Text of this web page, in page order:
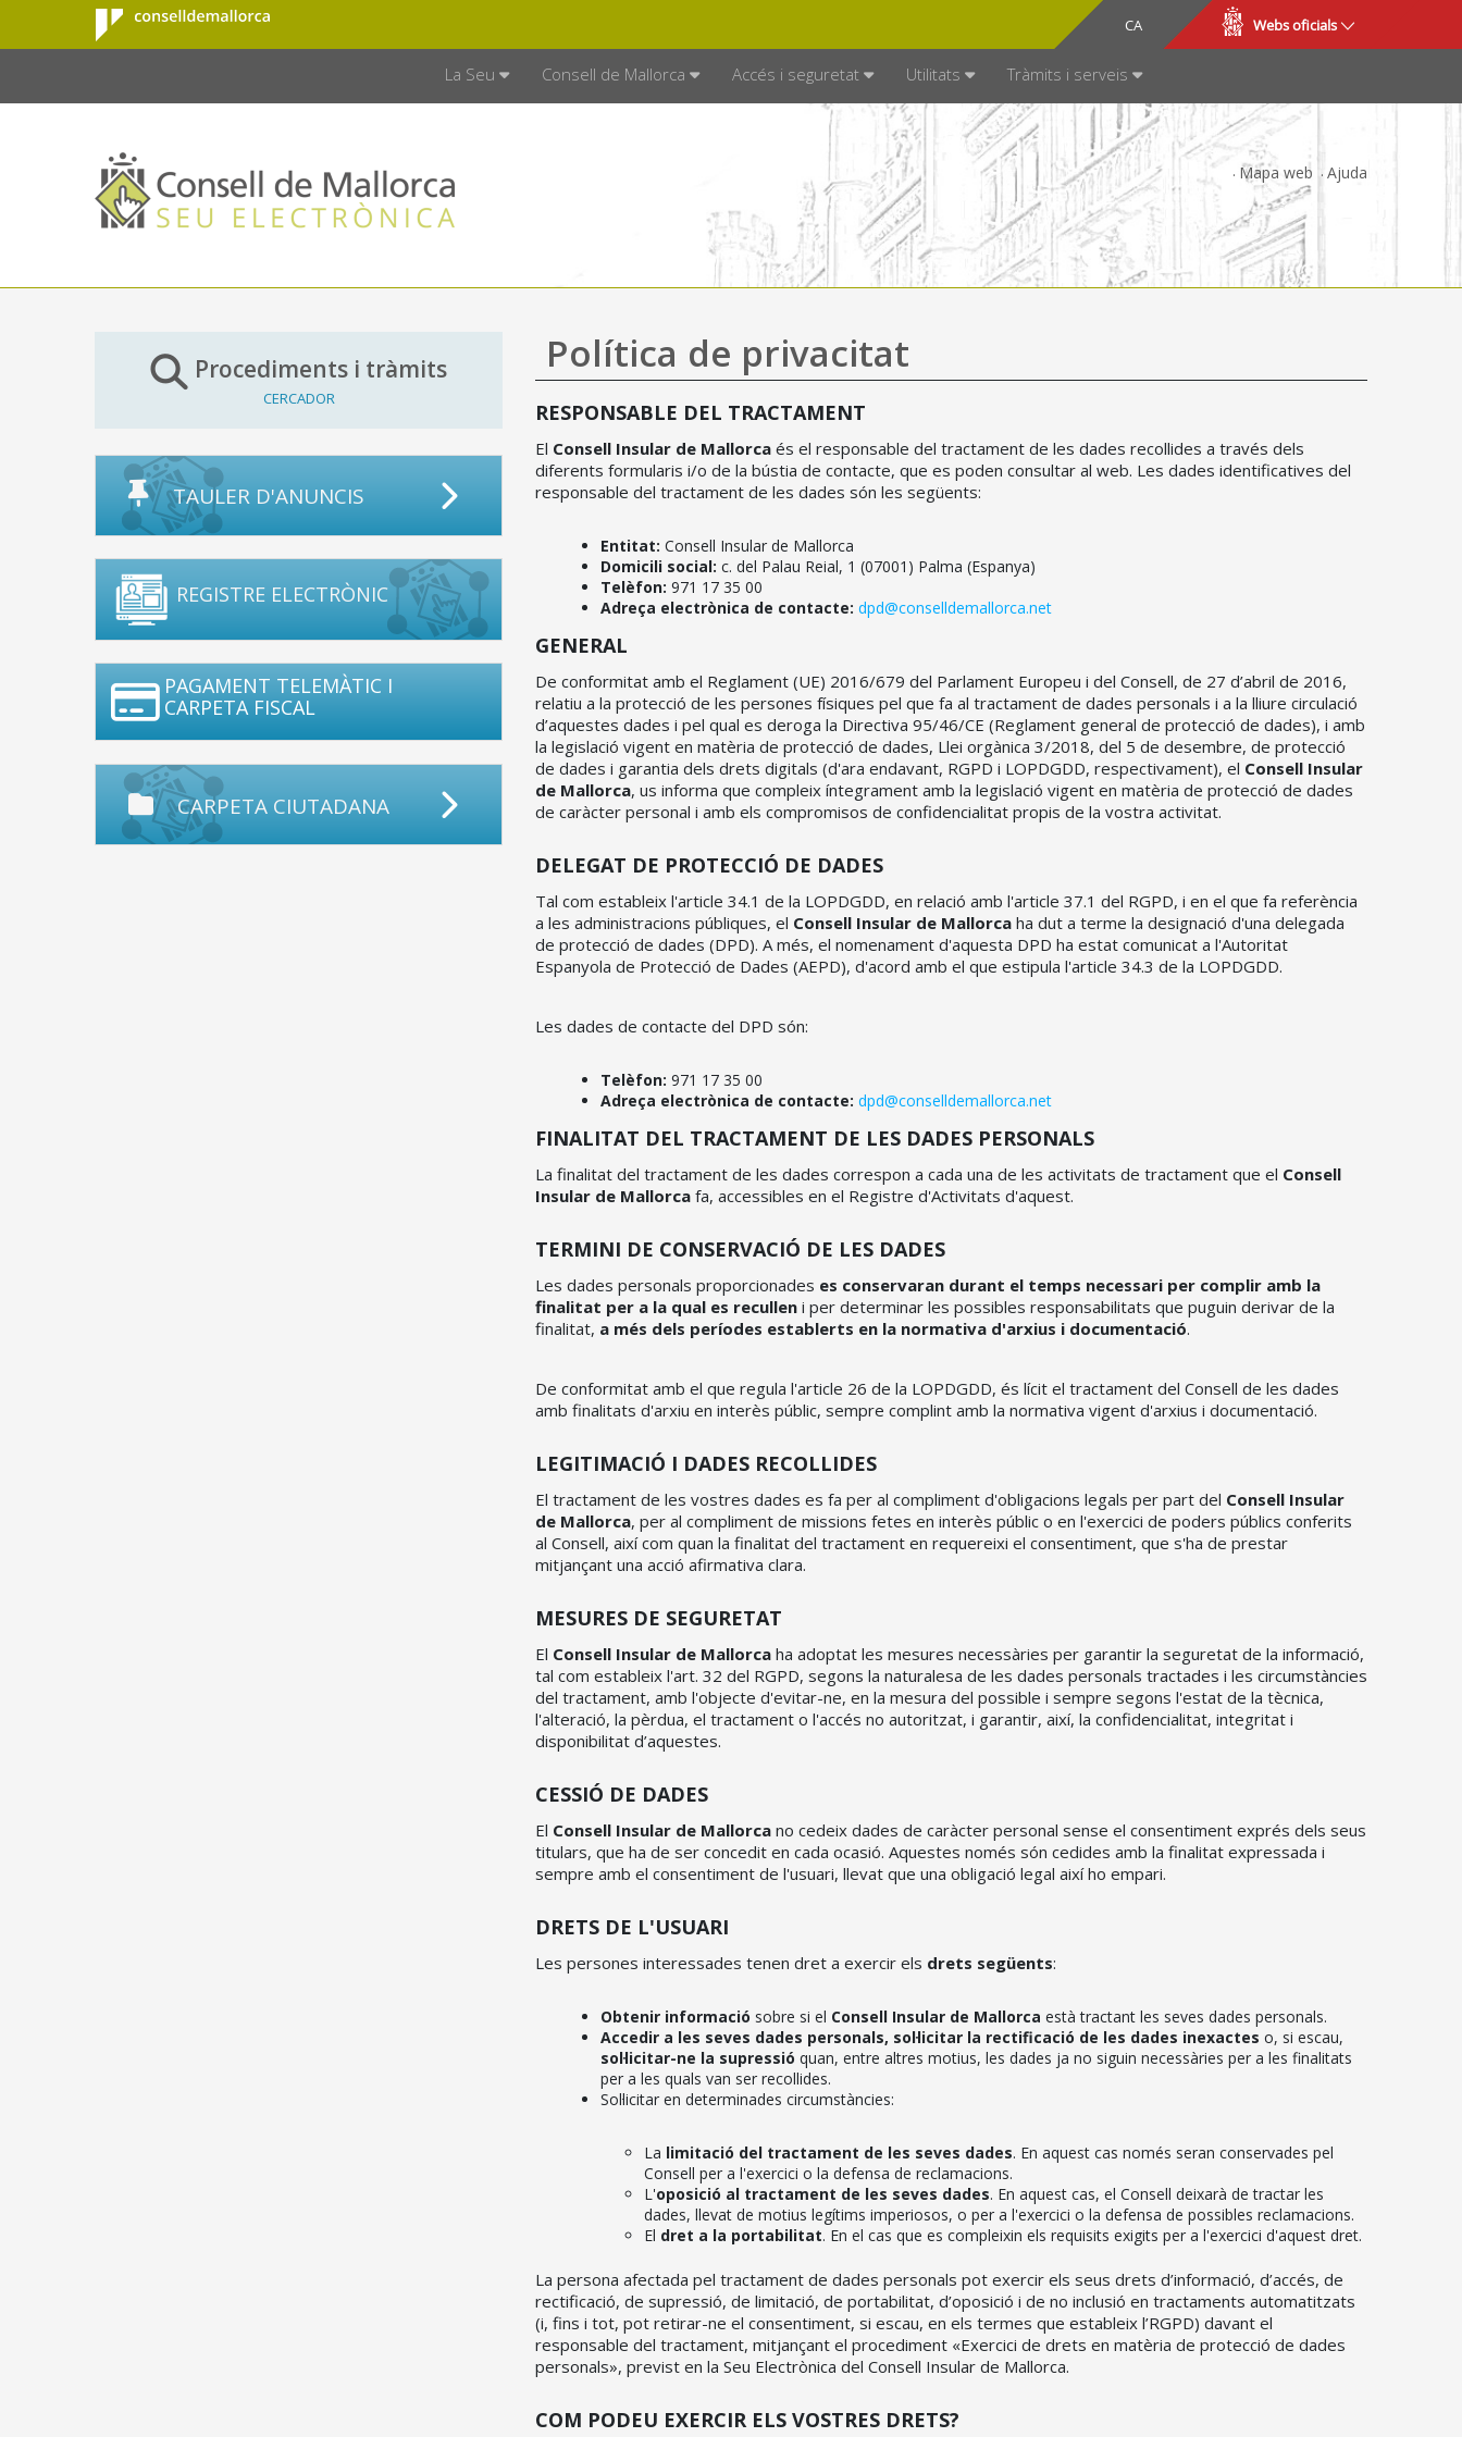
Salta al contingut principal
Consell de
Mallorca
CA
ES Webs oficials
La Seu Consell de Mallorca Accés i seguretat Utilitats Tràmits i serveis
Mapa web Ajuda
Procediments i tràmits
CERCADOR
TAULER D'ANUNCIS
REGISTRE ELECTRÒNIC
PAGAMENT TELEMÀTIC I
CARPETA FISCAL
CARPETA CIUTADANA
Política de privacitat
RESPONSABLE DEL TRACTAMENT
El Consell Insular de Mallorca és el responsable del tractament de les dades recollides a través dels
diferents formularis i/o de la bústia de contacte, que es poden consultar al web. Les dades identificatives del
responsable del tractament de les dades són les següents:
Entitat: Consell Insular de Mallorca
Domicili social: c. del Palau Reial, 1 (07001) Palma (Espanya)
Telèfon: 971 17 35 00
Adreça electrònica de contacte: dpd@conselldemallorca.net
GENERAL
De conformitat amb el Reglament (UE) 2016/679 del Parlament Europeu i del Consell, de 27 d’abril de 2016,
relatiu a la protecció de les persones físiques pel que fa al tractament de dades personals i a la lliure circulació
d’aquestes dades i pel qual es deroga la Directiva 95/46/CE (Reglament general de protecció de dades), i amb
la legislació vigent en matèria de protecció de dades, Llei orgànica 3/2018, del 5 de desembre, de protecció
de dades i garantia dels drets digitals (d'ara endavant, RGPD i LOPDGDD, respectivament), el Consell Insular
de Mallorca, us informa que compleix íntegrament amb la legislació vigent en matèria de protecció de dades
de caràcter personal i amb els compromisos de confidencialitat propis de la vostra activitat.
DELEGAT DE PROTECCIÓ DE DADES
Tal com estableix l'article 34.1 de la LOPDGDD, en relació amb l'article 37.1 del RGPD, i en el que fa referència
a les administracions públiques, el Consell Insular de Mallorca ha dut a terme la designació d'una delegada
de protecció de dades (DPD). A més, el nomenament d'aquesta DPD ha estat comunicat a l'Autoritat
Espanyola de Protecció de Dades (AEPD), d'acord amb el que estipula l'article 34.3 de la LOPDGDD.
Les dades de contacte del DPD són:
Telèfon: 971 17 35 00
Adreça electrònica de contacte: dpd@conselldemallorca.net
FINALITAT DEL TRACTAMENT DE LES DADES PERSONALS
La finalitat del tractament de les dades correspon a cada una de les activitats de tractament que el Consell
Insular de Mallorca fa, accessibles en el Registre d'Activitats d'aquest.
TERMINI DE CONSERVACIÓ DE LES DADES
Les dades personals proporcionades es conservaran durant el temps necessari per complir amb la
finalitat per a la qual es recullen i per determinar les possibles responsabilitats que puguin derivar de la
finalitat, a més dels períodes establerts en la normativa d'arxius i documentació.
De conformitat amb el que regula l'article 26 de la LOPDGDD, és lícit el tractament del Consell de les dades
amb finalitats d'arxiu en interès públic, sempre complint amb la normativa vigent d'arxius i documentació.
LEGITIMACIÓ I DADES RECOLLIDES
El tractament de les vostres dades es fa per al compliment d'obligacions legals per part del Consell Insular
de Mallorca, per al compliment de missions fetes en interès públic o en l'exercici de poders públics conferits
al Consell, així com quan la finalitat del tractament en requereixi el consentiment, que s'ha de prestar
mitjançant una acció afirmativa clara.
MESURES DE SEGURETAT
El Consell Insular de Mallorca ha adoptat les mesures necessàries per garantir la seguretat de la informació,
tal com estableix l'art. 32 del RGPD, segons la naturalesa de les dades personals tractades i les circumstàncies
del tractament, amb l'objecte d'evitar-ne, en la mesura del possible i sempre segons l'estat de la tècnica,
l'alteració, la pèrdua, el tractament o l'accés no autoritzat, i garantir, així, la confidencialitat, integritat i
disponibilitat d’aquestes.
CESSIÓ DE DADES
El Consell Insular de Mallorca no cedeix dades de caràcter personal sense el consentiment exprés dels seus
titulars, que ha de ser concedit en cada ocasió. Aquestes només són cedides amb la finalitat expressada i
sempre amb el consentiment de l'usuari, llevat que una obligació legal així ho empari.
DRETS DE L'USUARI
Les persones interessades tenen dret a exercir els drets següents:
Obtenir informació sobre si el Consell Insular de Mallorca està tractant les seves dades personals.
Accedir a les seves dades personals, sol·licitar la rectificació de les dades inexactes o, si escau,
sol·licitar-ne la supressió quan, entre altres motius, les dades ja no siguin necessàries per a les finalitats
per a les quals van ser recollides.
Sol·licitar en determinades circumstàncies:
La limitació del tractament de les seves dades. En aquest cas només seran conservades pel
Consell per a l'exercici o la defensa de reclamacions.
L'oposició al tractament de les seves dades. En aquest cas, el Consell deixarà de tractar les
dades, llevat de motius legítims imperiosos, o per a l'exercici o la defensa de possibles reclamacions.
El dret a la portabilitat. En el cas que es compleixin els requisits exigits per a l'exercici d'aquest dret.
La persona afectada pel tractament de dades personals pot exercir els seus drets d’informació, d’accés, de
rectificació, de supressió, de limitació, de portabilitat, d’oposició i de no inclusió en tractaments automatitzats
(i, fins i tot, pot retirar-ne el consentiment, si escau, en els termes que estableix l’RGPD) davant el
responsable del tractament, mitjançant el procediment «Exercici de drets en matèria de protecció de dades
personals», previst en la Seu Electrònica del Consell Insular de Mallorca.
COM PODEU EXERCIR ELS VOSTRES DRETS?